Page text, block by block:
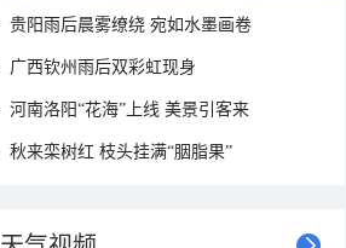
贵阳雨后晨雾缭绕 宛如水墨画卷
广西钦州雨后双彩虹现身
河南洛阳“花海”上线 美景引客来
秋来栾树红 枝头挂满“胭脂果”